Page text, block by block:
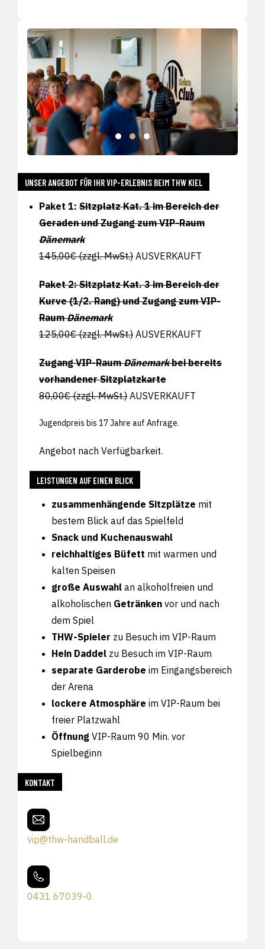
UNSER ANGEBOT FÜR IHR VIP-ERLEBNIS BEIM THW KIEL
Paket 1: Sitzplatz Kat. 1 im Bereich der
Geraden und Zugang zum VIP-Raum
Dänemark
145,00€ (zzgl. MwSt.) AUSVERKAUFT
Paket 2: Sitzplatz Kat. 3 im Bereich der
Kurve (1/2. Rang) und Zugang zum VIP-
RaumDänemark
125,00€ (zzgl. MwSt.) AUSVERKAUFT
Zugang VIP-RaumDänemarkbei bereits
vorhandener Sitzplatzkarte
80,00€ (zzgl. MwSt.) AUSVERKAUFT
Jugendpreis bis 17 Jahre auf Anfrage.
Angebot nach Verfügbarkeit.
LEISTUNGEN AUF EINEN BLICK
zusammenhängende Sitzplätze mit
bestem Blick auf das Spielfeld
Snack und Kuchenauswahl
reichhaltiges Büfett mit warmen und
kalten Speisen
große Auswahl an alkoholfreien und
alkoholischen Getränken vor und nach
dem Spiel
THW-Spieler zu Besuch im VIP-Raum
Hein Daddel zu Besuch im VIP-Raum
separate Garderobe im Eingangsbereich
der Arena
lockere Atmosphäre im VIP-Raum bei
freier Platzwahl
Öffnung VIP-Raum 90 Min. vor
Spielbeginn
KONTAKT
vip@thw-handball.de
0431 67039-0